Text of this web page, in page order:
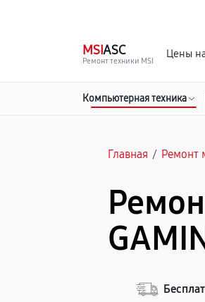
MSIASC
Ремонт техники MSI
Цены
Компьютерная техника
Главная / Ремонт